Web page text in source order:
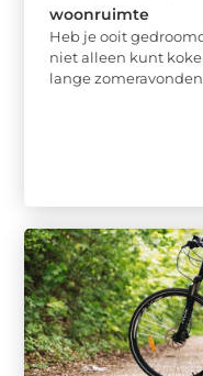
woonruimte
Heb je ooit
niet alleen kunt
lange zomeravonden